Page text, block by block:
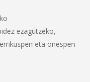
ezagutzeko,
eta onespen